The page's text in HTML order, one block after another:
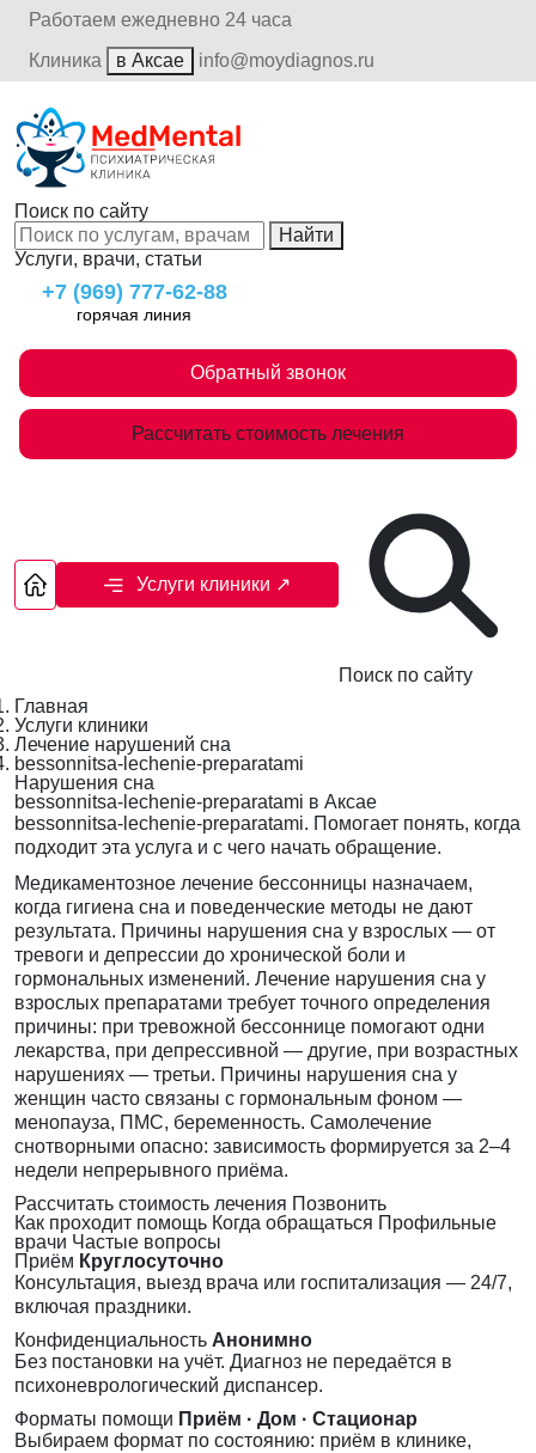
Работаем ежедневно 24 часа
Клиника
в Аксае info@moydiagnos.ru
Поиск по сайту
Найти
Услуги, врачи, статьи
+7 (969) 777-62-88
горячая линия
Обратный звонок
Рассчитать стоимость лечения
Услуги клиники ↗
Поиск по сайту
Главная
Услуги клиники
Лечение нарушений сна
bessonnitsa-lechenie-preparatami
Нарушения сна
bessonnitsa-lechenie-preparatami в Аксае
bessonnitsa-lechenie-preparatami. Помогает понять, когда
подходит эта услуга и с чего начать обращение.
Медикаментозное лечение бессонницы назначаем,
когда гигиена сна и поведенческие методы не дают
результата. Причины нарушения сна у взрослых — от
тревоги и депрессии до хронической боли и
гормональных изменений. Лечение нарушения сна у
взрослых препаратами требует точного определения
причины: при тревожной бессоннице помогают одни
лекарства, при депрессивной — другие, при возрастных
нарушениях — третьи. Причины нарушения сна у
женщин часто связаны с гормональным фоном —
менопауза, ПМС, беременность. Самолечение
снотворными опасно: зависимость формируется за 2–4
недели непрерывного приёма.
Рассчитать стоимость лечения Позвонить
Как проходит помощь Когда обращаться Профильные
врачи Частые вопросы
Приём Круглосуточно
Консультация, выезд врача или госпитализация — 24/7,
включая праздники.
Конфиденциальность Анонимно
Без постановки на учёт. Диагноз не передаётся в
психоневрологический диспансер.
Форматы помощи Приём · Дом · Стационар
Выбираем формат по состоянию: приём в клинике,